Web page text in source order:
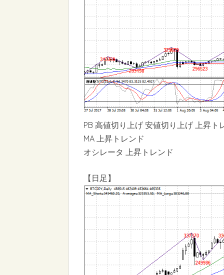
PB 高値切り上げ 安値切り上げ 上昇ト
MA 上昇トレンド
オシレータ 上昇トレンド
【日足】